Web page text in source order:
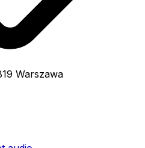
Warszawa